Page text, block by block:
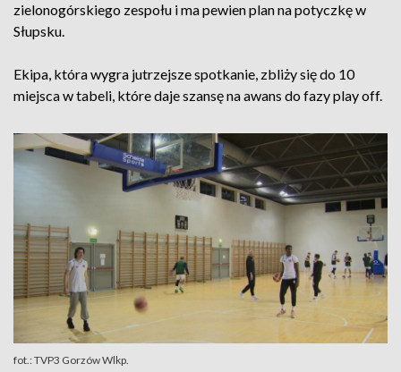
zielonogórskiego zespołu i ma pewien plan na potyczkę w
Słupsku.
Ekipa, która wygra jutrzejsze spotkanie, zbliży się do 10
miejsca w tabeli, które daje szansę na awans do fazy play off.
fot.: TVP3 Gorzów Wlkp.